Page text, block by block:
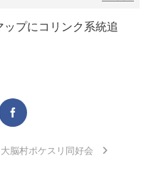
ップにコリンク系統追
大脳村ポケスリ同好会